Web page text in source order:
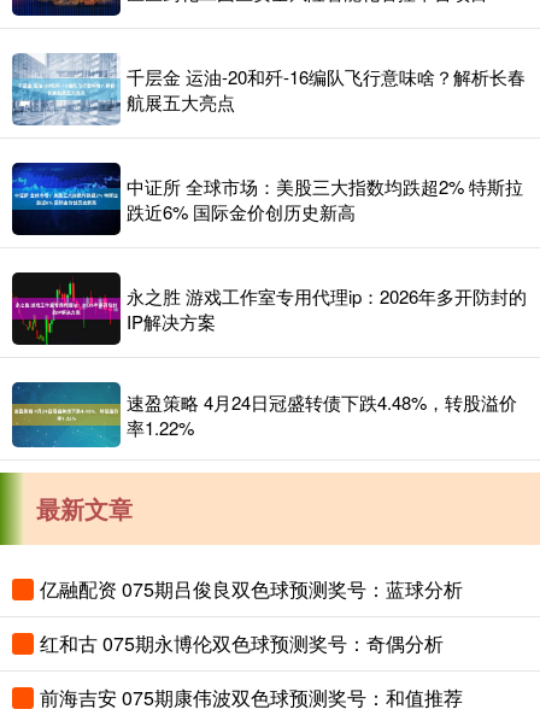
千层金 运油-20和歼-16编队飞行意味啥？解析长春
航展五大亮点
中证所 全球市场：美股三大指数均跌超2% 特斯拉
跌近6% 国际金价创历史新高
永之胜 游戏工作室专用代理ip：2026年多开防封的
IP解决方案
速盈策略 4月24日冠盛转债下跌4.48%，转股溢价
率1.22%
最新文章
亿融配资 075期吕俊良双色球预测奖号：蓝球分析
红和古 075期永博伦双色球预测奖号：奇偶分析
前海吉安 075期康伟波双色球预测奖号：和值推荐